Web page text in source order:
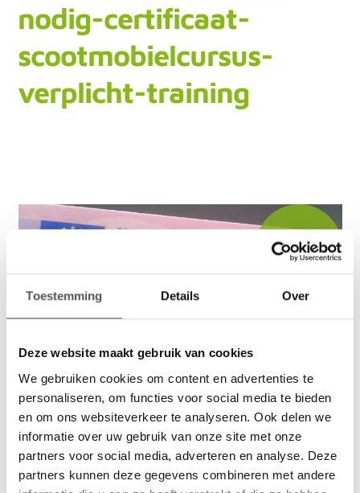
Toestemming Details Over
Deze website maakt gebruik van cookies
We gebruiken cookies om content en advertenties te
personaliseren, om functies voor social media te bieden
en om ons websiteverkeer te analyseren. Ook delen we
informatie over uw gebruik van onze site met onze
partners voor social media, adverteren en analyse. Deze
partners kunnen deze gegevens combineren met andere
nodig-certificaat-
scootmobielcursus-
verplicht-training
9,1
klantenbeoordeling